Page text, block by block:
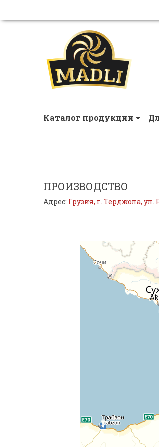
Каталог продукции
ПРОИЗВОДСТВО
Адрес: Грузия, г. Терджола, ул.